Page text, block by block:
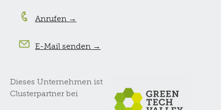
Anrufen →
E-Mail senden →
Dieses Unternehmen ist
Clusterpartner bei